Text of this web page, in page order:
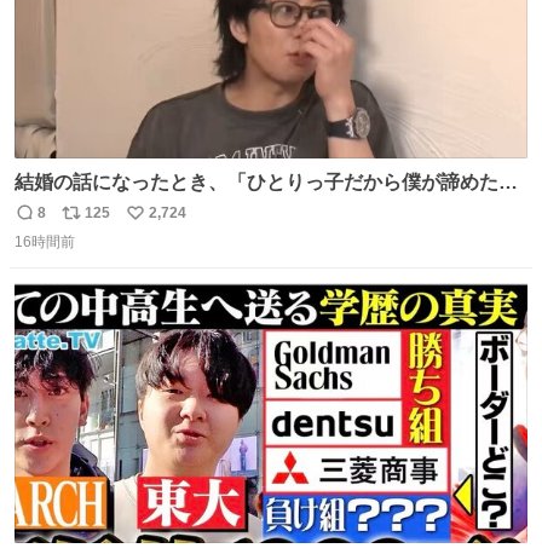
結婚の話になったとき、「ひとりっ子だから僕が諦めた瞬
間に一族が潰える」「死ぬとき1人とか嫌」だから結婚願
望は"ある"って答えたものの、結局「（結婚は）向いてね
えて言葉を選んで、まるく収めてくれたんだなと思った
返
信
8
リ
ポ
ト
数
125
い
数
2,724
16時間前